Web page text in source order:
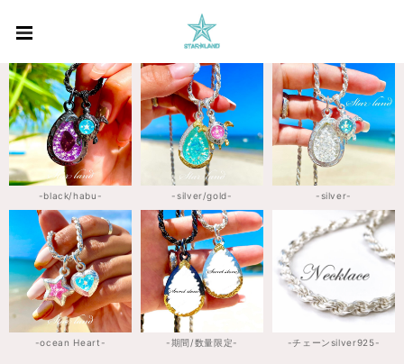
-black/habu- -silver/gold- -silver-
-ocean Heart- -期間/数量限定- -チェーンsilver925-